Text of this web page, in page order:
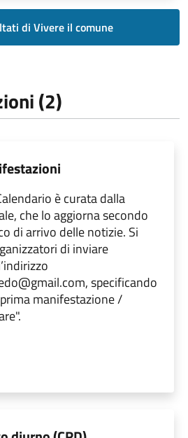
di Vivere il comune
(2)
è curata dalla
che lo aggiorna secondo
di arrivo delle notizie. Si
di inviare
specificando
manifestazione /